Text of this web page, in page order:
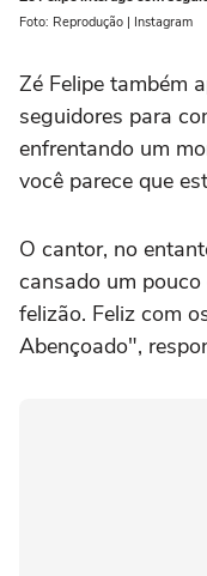
Foto: Reprodução | Instagram
Zé Felipe também
seguidores para
enfrentando um
você parece que
O cantor, no
cansado um
felizão. Feliz com
Abençoado",